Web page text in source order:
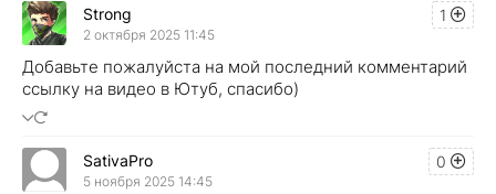
1
Strong
2 октября 2025 11:45
Добавьте пожалуйста на мой последний комментарий
ссылку на видео в Ютуб, спасибо)
0
SativaPro
5 ноября 2025 14:45